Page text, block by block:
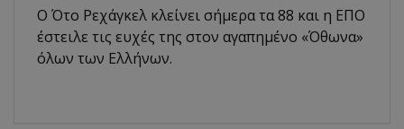
Ο Ότο Ρεχάγκελ κλείνει σήμερα τα 88 και η ΕΠΟ
έστειλε τις ευχές της στον αγαπημένο «Όθωνα»
όλων των Ελλήνων.